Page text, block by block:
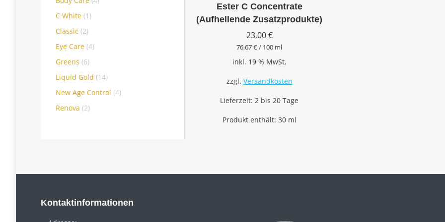
Ester C Concentrate
(Aufhellende Zusatzprodukte)
23,00€
76,67€/ 100 ml
inkl. 19 % MwSt.
zzgl. Versandkosten
Lieferzeit:2 bis 20 Tage
Produkt enthält: 30 ml
C White (1)
Classic (2)
Eye Care (4)
Greens (6)
Liquid Gold (14)
New Age Control (4)
Renova (2)
Kontaktinformationen